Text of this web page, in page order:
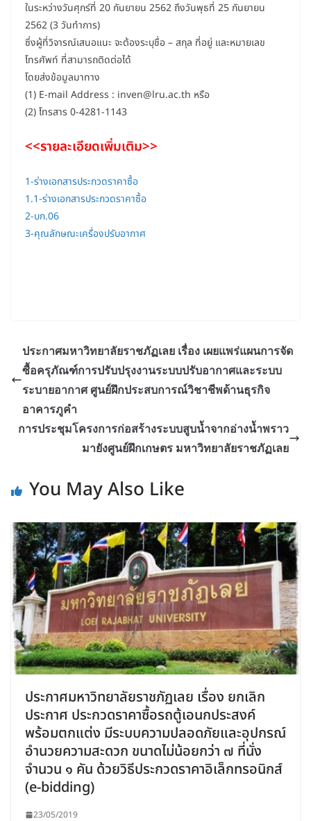
ในระหว่างวันศุกร์ที่ 20 กันยายน 2562 ถึงวันพุธที่ 25 กันยายน
2562 (3 วันทำการ)
ซึ่งผู้ที่วิจารณ์เสนอแนะ จะต้องระบุชื่อ – สกุล ที่อยู่ และหมายเลข
โทรศัพท์ ที่สามารถติดต่อได้
โดยส่งข้อมูลมาทาง
(1) E-mail Address : inven@lru.ac.th หรือ
(2) โทรสาร 0-4281-1143
<<รายละเอียดเพิ่มเติม>>
1-ร่างเอกสารประกวดราคาซื้อ
1.1-ร่างเอกสารประกวดราคาซื้อ
2-บก.06
3-คุณลักษณะเครื่องปรับอากาศ
ประกาศมหาวิทยาลัยราชภัฏเลย เรื่อง เผยแพร่แผนการจัด
ซื้อครุภัณฑ์การปรับปรุงงานระบบปรับอากาศและระบบ
ระบายอากาศ ศูนย์ฝึกประสบการณ์วิชาชีพด้านธุรกิจ
อาคารภูคำ
การประชุมโครงการก่อสร้างระบบสูบน้ำจากอ่างน้ำพราว
มายังศูนย์ฝึกเกษตร มหาวิทยาลัยราชภัฏเลย
You May Also Like
ประกาศมหาวิทยาลัยราชภัฏเลย เรื่อง ยกเลิก
ประกาศ ประกวดราคาซื้อรถตู้เอนกประสงค์
พร้อมตกแต่ง มีระบบความปลอดภัยและอุปกรณ์
อำนวยความสะดวก ขนาดไม่น้อยกว่า ๗ ที่นั่ง
จำนวน ๑ คัน ด้วยวิธีประกวดราคาอิเล็กทรอนิกส์
(e-bidding)
23/05/2019